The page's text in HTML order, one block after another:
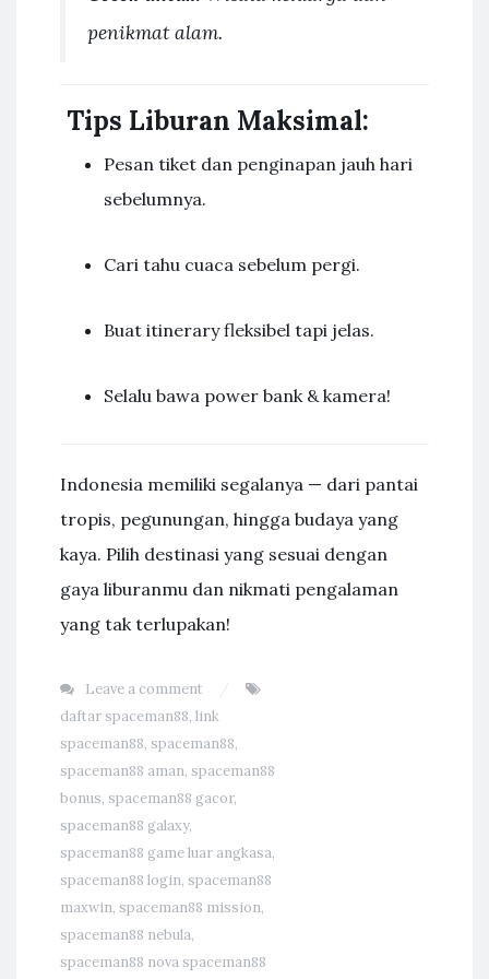
penikmat alam.
Tips Liburan Maksimal:
Pesan tiket dan penginapan jauh hari
sebelumnya.
Cari tahu cuaca sebelum pergi.
Buat itinerary fleksibel tapi jelas.
Selalu bawa power bank & kamera!
Indonesia memiliki segalanya — dari pantai
tropis, pegunungan, hingga budaya yang
kaya. Pilih destinasi yang sesuai dengan
gaya liburanmu dan nikmati pengalaman
yang tak terlupakan!
Leave a comment
daftar spaceman88, link
spaceman88, spaceman88,
spaceman88 aman, spaceman88
bonus, spaceman88 gacor,
spaceman88 galaxy,
spaceman88 game luar angkasa,
spaceman88 login, spaceman88
maxwin, spaceman88 mission,
spaceman88 nebula,
spaceman88 nova spaceman88